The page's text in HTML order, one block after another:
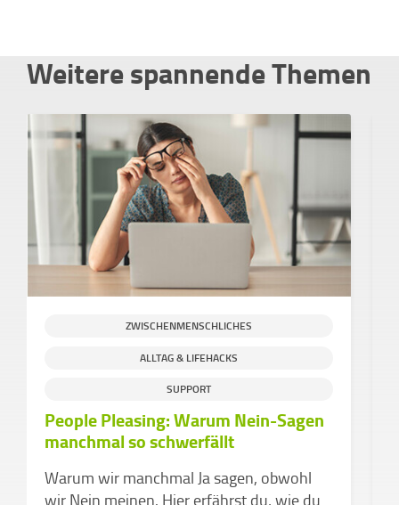
Weitere spannende Themen
ZWISCHENMENSCHLICHES
ALLTAG & LIFEHACKS
SUPPORT
People Pleasing: Warum Nein-Sagen
manchmal so schwerfällt
Warum wir manchmal Ja sagen, obwohl
wir Nein meinen. Hier erfährst du, wie du